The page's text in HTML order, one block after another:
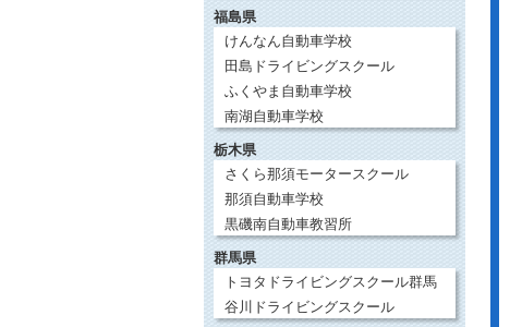
福島県
けんなん自動車学校
田島ドライビングスクール
ふくやま自動車学校
南湖自動車学校
栃木県
さくら那須モータースクール
那須自動車学校
黒磯南自動車教習所
群馬県
トヨタドライビングスクール群馬
谷川ドライビングスクール